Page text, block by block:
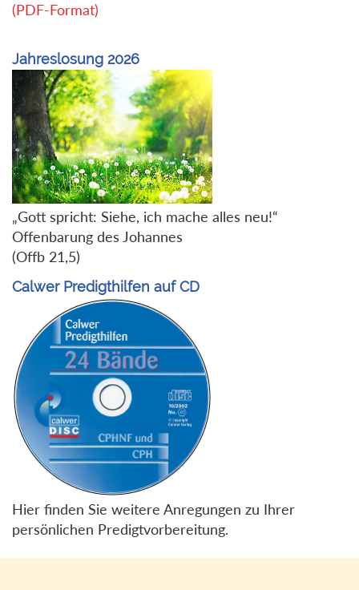
(PDF-Format)
Jahreslosung 2026
„Gott spricht: Siehe, ich mache alles neu!“
Offenbarung des Johannes
(Offb 21,5)
Calwer Predigthilfen auf CD
Hier finden Sie weitere Anregungen zu Ihrer
persönlichen Predigtvorbereitung.